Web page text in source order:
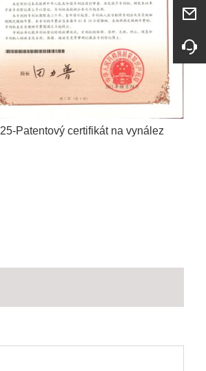
25-Patentový certifikát na vynález